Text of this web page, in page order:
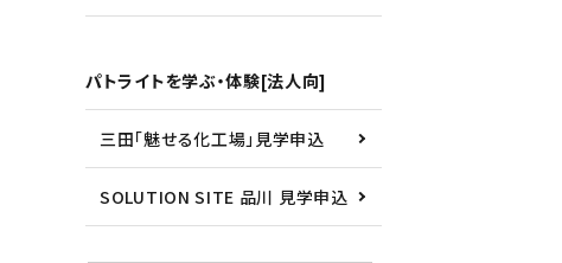
パトライトを学ぶ・体験[法人向]
三田「魅せる化工場」見学申込
SOLUTION SITE 品川 見学申込